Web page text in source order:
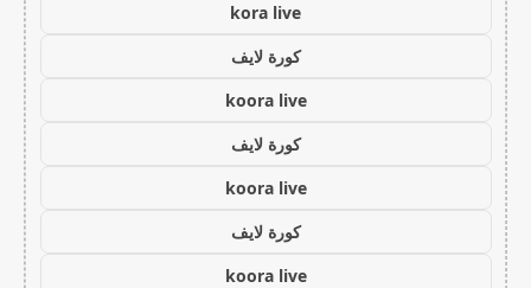
kora live
كورة لايف
koora live
كورة لايف
koora live
كورة لايف
koora live